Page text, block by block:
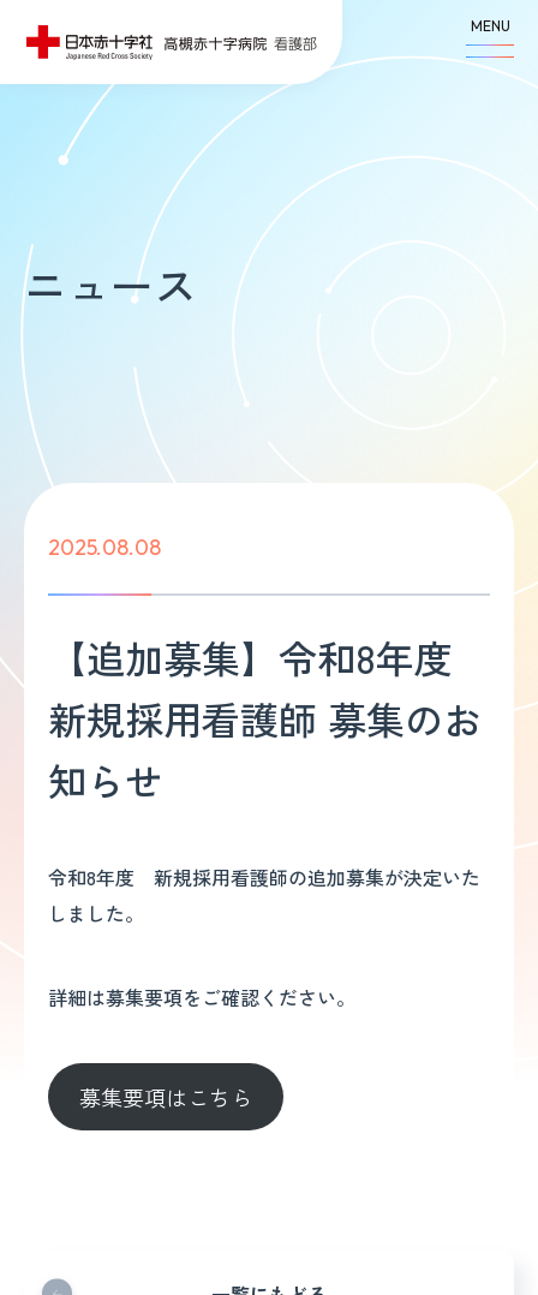
MENU
ニュース
2025.08.08
【追加募集】令和8年度
新規採用看護師 募集のお
知らせ
令和8年度 新規採用看護師の追加募集が決定いた
しました。
詳細は募集要項をご確認ください。
募集要項はこちら